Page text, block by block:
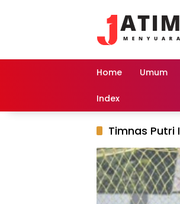
Home Umum
Index
Timnas Putri